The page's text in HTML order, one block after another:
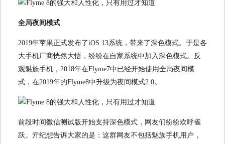
全局夜间模式
2019年苹果正式发布了iOS 13系统，带来了深色模式。于是各
大手机厂商恍然大悟，纷纷在自家系统中加入深色模式。反
观魅族手机，2018年在Flyme7中已经开始使用全局夜间模
式，在2019年的Flyme8中升级为夜间模式2.0。
前段时间微信测试版开始支持深色模式，网友们纷纷欢呼雀
跃。亓纪想告诉大家的是：这群网友不包括魅族手机用户，